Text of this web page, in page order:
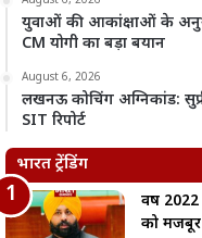
युवाओं की आकांक्षाओं के
CM योगी का बड़ा बयान
August 6, 2026
लखनऊ कोचिंग अग्निकांड:
SIT रिपोर्ट
भारत ट्रेंडिंग
वर्ष
को मजबूर